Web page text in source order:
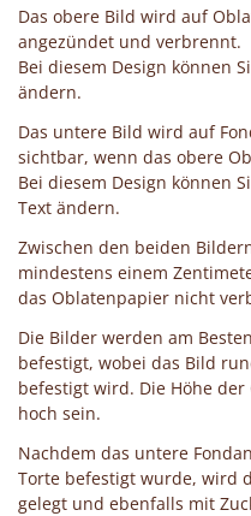
Das obere Bild wird auf
angezündet und verbrennt.
Bei diesem Design können
ändern.
Das untere Bild wird auf
sichtbar, wenn das obere
Bei diesem Design können
Text ändern.
Zwischen den beiden
mindestens einem
das Oblatenpapier nicht
Die Bilder werden am
befestigt, wobei das Bild
befestigt wird. Die Höhe
hoch sein.
Nachdem das untere
Torte befestigt wurde, wird
gelegt und ebenfalls mit